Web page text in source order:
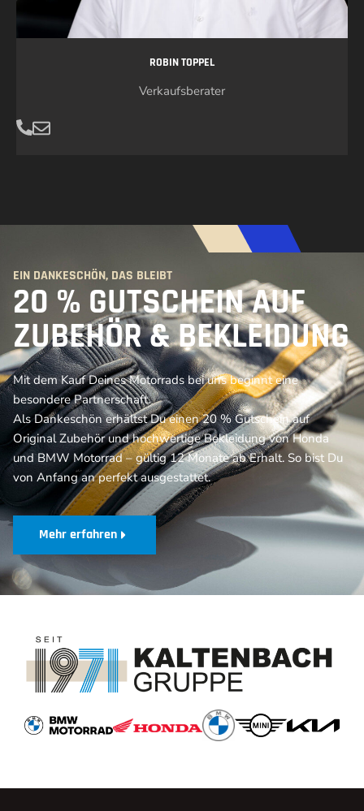
ROBIN TOPPEL
Verkaufsberater
EIN DANKESCHÖN, DAS BLEIBT
20 % GUTSCHEIN AUF
ZUBEHÖR & BEKLEIDUNG
Mit dem Kauf Deines Motorrads bei uns beginnt eine
besondere Partnerschaft.
Als Dankeschön erhältst Du einen 20 % Gutschein auf
Original Zubehör und hochwertige Bekleidung von Honda
und BMW Motorrad – gültig 12 Monate ab Erhalt. So bist Du
von Anfang an perfekt ausgestattet.
Mehr erfahren